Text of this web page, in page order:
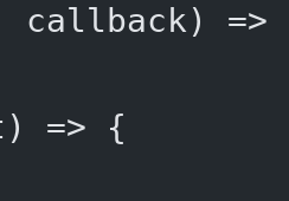
callback) =>
) => {